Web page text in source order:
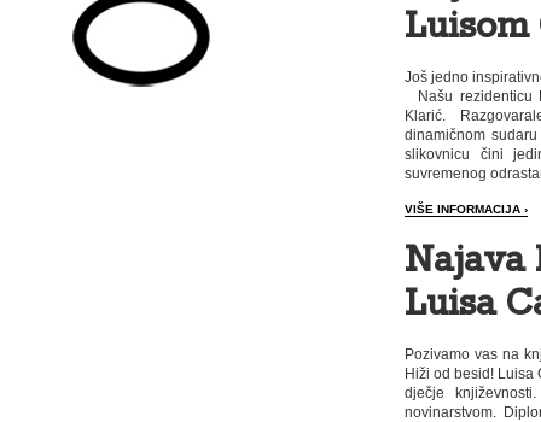
Još jedno
Našu rezidenticu
Klarić.
dinamičnom
slikovnicu čini
suvremenog
VIŠE INFORMACIJA ›
Najava
Luisa
Pozivamo vas na
Hiži od besid!
dječje
novinarstvom.